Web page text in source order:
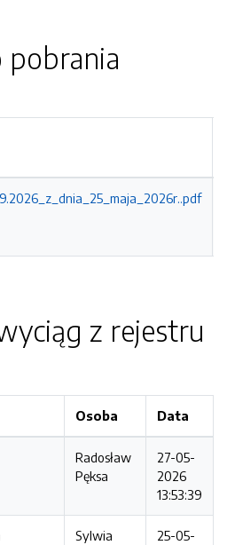
pobrania
z rejestru
Osoba Data
Radosław
Pęksa
27-05-
2026
13:53:39
Sylwia
25-05-